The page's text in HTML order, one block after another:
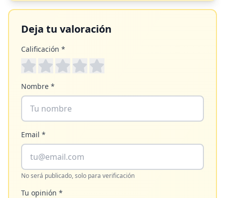
Deja tu valoración
Calificación *
Nombre *
Email *
No será publicado, solo para verificación
Tu opinión *